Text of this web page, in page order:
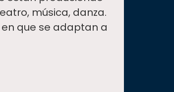
música, danza.
que se adaptan a